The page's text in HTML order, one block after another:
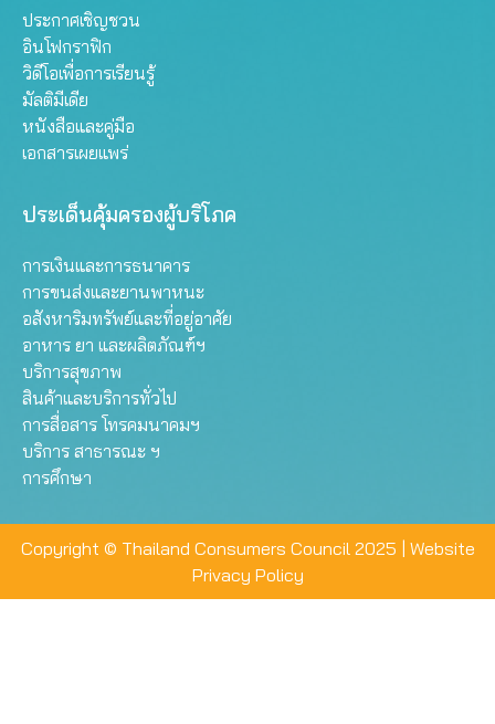
ประกาศเชิญชวน
อินโฟกราฟิก
วิดีโอเพื่อการเรียนรู้
มัลติมีเดีย
หนังสือและคู่มือ
เอกสารเผยแพร่
ประเด็นคุ้มครองผู้บริโภค
การเงินและการธนาคาร
การขนส่งและยานพาหนะ
อสังหาริมทรัพย์และที่อยู่อาศัย
อาหาร ยา และผลิตภัณฑ์ฯ
บริการสุขภาพ
สินค้าและบริการทั่วไป
การสื่อสาร โทรคมนาคมฯ
บริการ สาธารณะ ฯ
การศึกษา
Copyright © Thailand Consumers Council 2025 | Website
Privacy Policy